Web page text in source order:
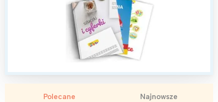
Polecane Najnowsze